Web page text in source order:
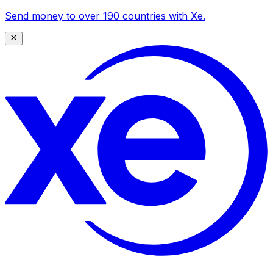
Send money to over 190 countries with Xe.